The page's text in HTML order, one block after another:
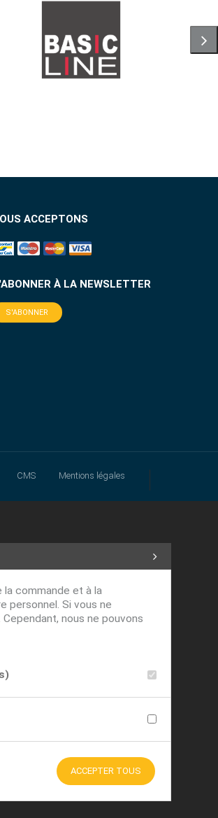
ACCEPTONS
À LA NEWSLETTER
S'ABONNER
CMS Mentions légales
commande et à la
personnel. Si vous ne
nous ne pouvons
ACCEPTER TOUS